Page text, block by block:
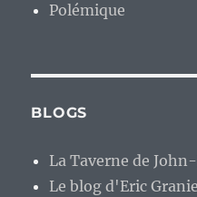
Polémique
BLOGS
La Taverne de
Le blog d'Eric